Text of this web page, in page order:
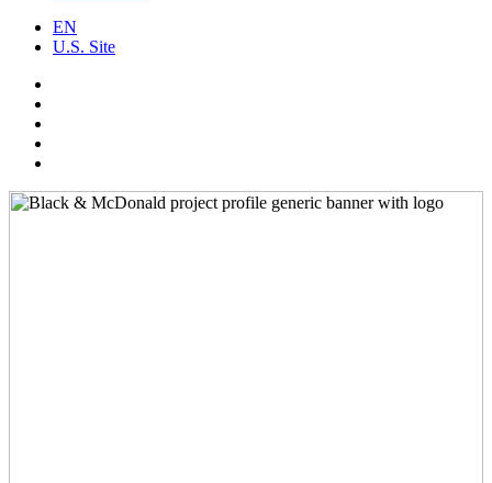
EN
U.S. Site